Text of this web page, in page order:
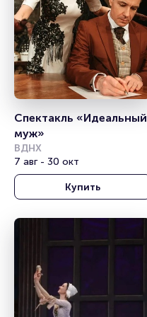
Спектакль «Идеальный
муж»
ВДНХ
7 авг - 30 окт
Купить